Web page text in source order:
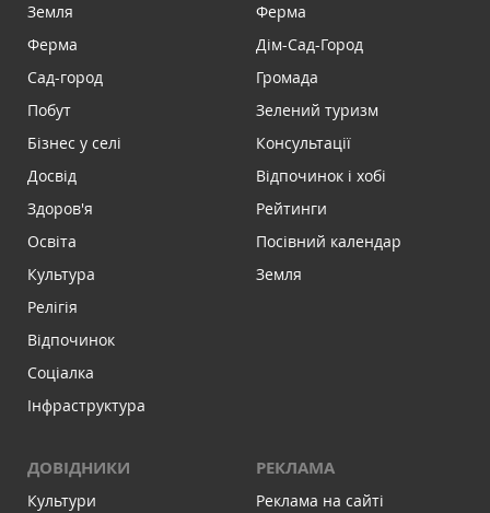
Земля
Ферма
Сад-город
Побут
Бізнес у селі
Досвід
Здоров'я
Освіта
Культура
Релігія
Відпочинок
Соціалка
Інфраструктура
Ферма
Дім-Сад-Город
Громада
Зелений туризм
Консультації
Відпочинок і хобі
Рейтинги
Посівний календар
Земля
ДОВІДНИКИ
Культури
РЕКЛАМА
Реклама на сайті